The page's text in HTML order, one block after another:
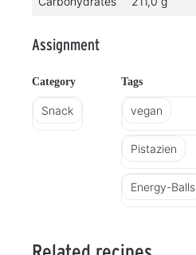
Assignment
Category
Snack
Tags
vegan
Pistazien
Energy-Balls